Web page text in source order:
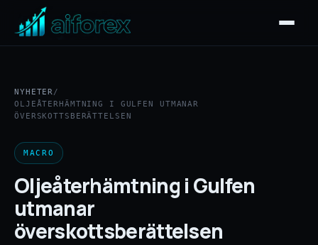
NYHETER/
OLJEÅTERHÄMTNING I GULFEN UTMANAR
ÖVERSKOTTSBERÄTTELSEN
MACRO
Oljeåterhämtning i Gulfen
utmanar
överskottsberättelsen